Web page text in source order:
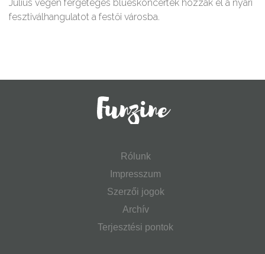
Július végén fergeteges blueskoncertek hozzák el a nyári
fesztiválhangulatot a festői városba.
Rólunk
Impresszum
Szerzői jogok
Archív
Terjesztési pontok